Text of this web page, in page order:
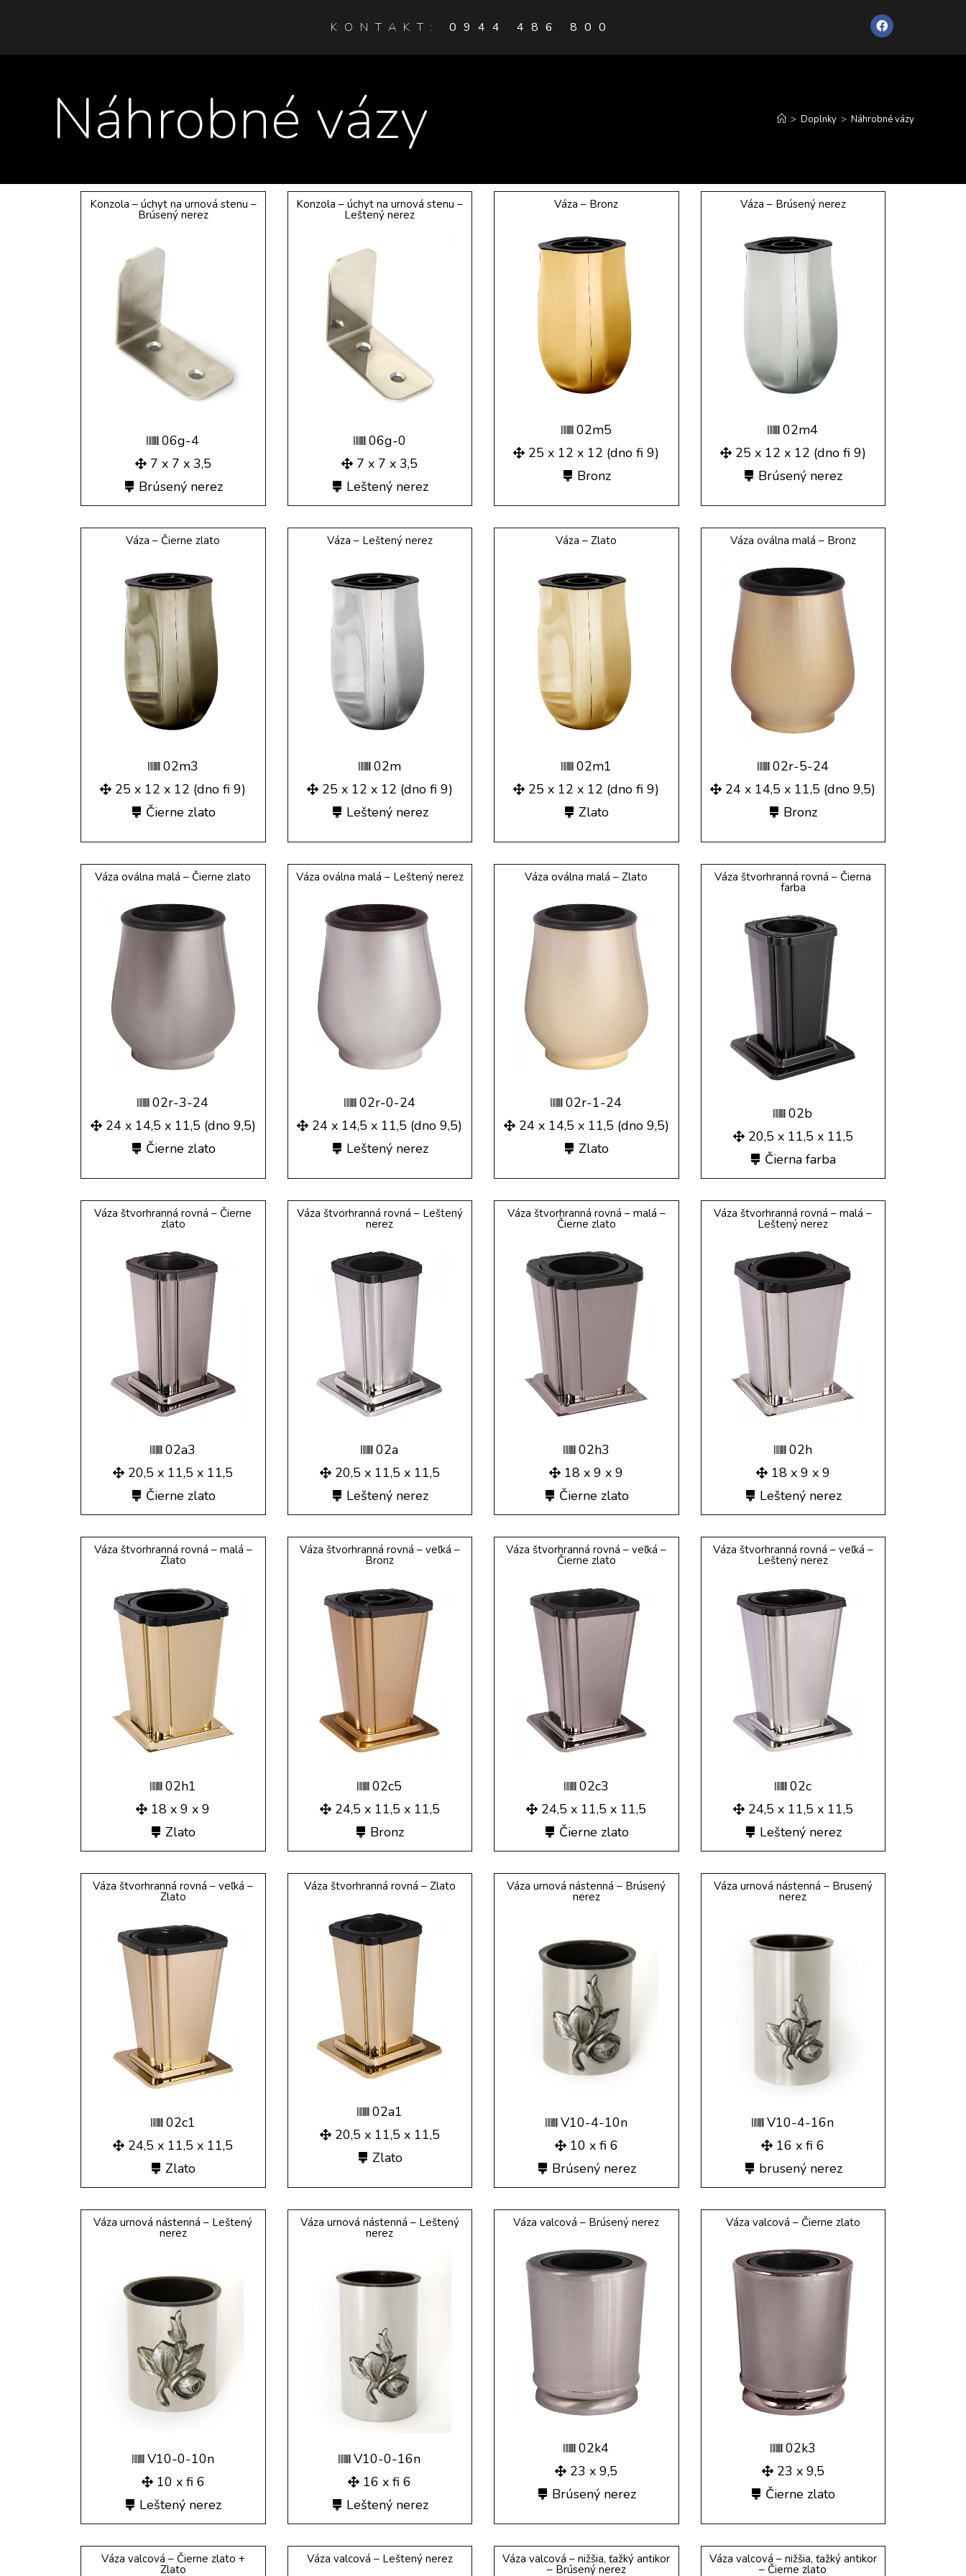
KONTAKT: 0944 486 800
Náhrobné vázy > Doplnky > Náhrobné vázy
Konzola – úchyt na urnová stenu –
Brúsený nerez
06g-4
7 x 7 x 3,5
Brúsený nerez
Konzola – úchyt na urnová stenu –
Leštený nerez
06g-0
7 x 7 x 3,5
Leštený nerez
Váza – Bronz
02m5
25 x 12 x 12 (dno fi 9)
Bronz
Váza – Brúsený nerez
02m4
25 x 12 x 12 (dno fi 9)
Brúsený nerez
Váza – Čierne zlato
02m3
25 x 12 x 12 (dno fi 9)
Čierne zlato
Váza – Leštený nerez
02m
25 x 12 x 12 (dno fi 9)
Leštený nerez
Váza – Zlato
02m1
25 x 12 x 12 (dno fi 9)
Zlato
Váza oválna malá – Bronz
02r-5-24
24 x 14,5 x 11,5 (dno 9,5)
Bronz
Váza oválna malá – Čierne zlato
02r-3-24
24 x 14,5 x 11,5 (dno 9,5)
Čierne zlato
Váza oválna malá – Leštený nerez
02r-0-24
24 x 14,5 x 11,5 (dno 9,5)
Leštený nerez
Váza oválna malá – Zlato
02r-1-24
24 x 14,5 x 11,5 (dno 9,5)
Zlato
Váza štvorhranná rovná – Čierna
farba
02b
20,5 x 11,5 x 11,5
Čierna farba
Váza štvorhranná rovná – Čierne
zlato
02a3
20,5 x 11,5 x 11,5
Čierne zlato
Váza štvorhranná rovná – Leštený
nerez
02a
20,5 x 11,5 x 11,5
Leštený nerez
Váza štvorhranná rovná – malá –
Čierne zlato
02h3
18 x 9 x 9
Čierne zlato
Váza štvorhranná rovná – malá –
Leštený nerez
02h
18 x 9 x 9
Leštený nerez
Váza štvorhranná rovná – malá –
Zlato
02h1
18 x 9 x 9
Zlato
Váza štvorhranná rovná – veľká –
Bronz
02c5
24,5 x 11,5 x 11,5
Bronz
Váza štvorhranná rovná – veľká –
Čierne zlato
02c3
24,5 x 11,5 x 11,5
Čierne zlato
Váza štvorhranná rovná – veľká –
Leštený nerez
02c
24,5 x 11,5 x 11,5
Leštený nerez
Váza štvorhranná rovná – veľká –
Zlato
02c1
24,5 x 11,5 x 11,5
Zlato
Váza štvorhranná rovná – Zlato
02a1
20,5 x 11,5 x 11,5
Zlato
Váza urnová nástenná – Brúsený
nerez
V10-4-10n
10 x fi 6
Brúsený nerez
Váza urnová nástenná – Brusený
nerez
V10-4-16n
16 x fi 6
brusený nerez
Váza urnová nástenná – Leštený
nerez
V10-0-10n
10 x fi 6
Leštený nerez
Váza urnová nástenná – Leštený
nerez
V10-0-16n
16 x fi 6
Leštený nerez
Váza valcová – Brúsený nerez
02k4
23 x 9,5
Brúsený nerez
Váza valcová – Čierne zlato
02k3
23 x 9,5
Čierne zlato
Váza valcová – Čierne zlato +
Zlato
Váza valcová – Leštený nerez Váza valcová – nižšia, ťažký antikor
– Brúsený nerez
Váza valcová – nižšia, ťažký antikor
– Čierne zlato